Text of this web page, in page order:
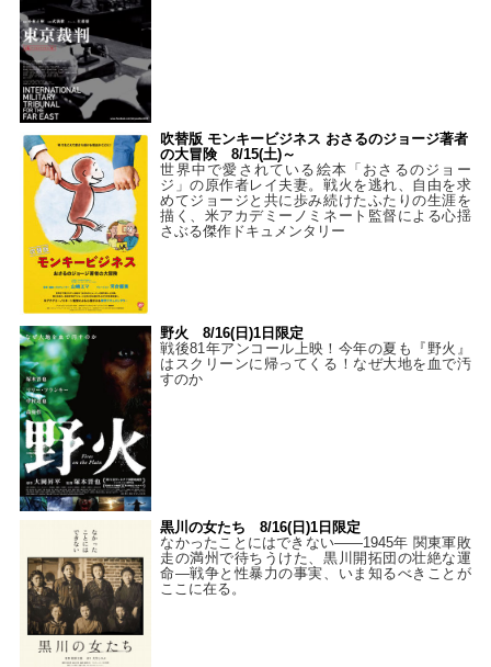
吹替版 モンキービジネス おさるのジョージ著者
の大冒険 8/15(土)～
世界中で愛されている絵本「おさるのジョー
ジ」の原作者レイ夫妻。戦火を逃れ、自由を求
めてジョージと共に歩み続けたふたりの生涯を
描く、米アカデミーノミネート監督による心揺
さぶる傑作ドキュメンタリー
野火 8/16(日)1日限定
戦後81年アンコール上映！今年の夏も『野火』
はスクリーンに帰ってくる！なぜ大地を血で汚
すのか
黒川の女たち 8/16(日)1日限定
なかったことにはできない——1945年 関東軍敗
走の満州で待ちうけた、黒川開拓団の壮絶な運
命―戦争と性暴力の事実、いま知るべきことが
ここに在る。